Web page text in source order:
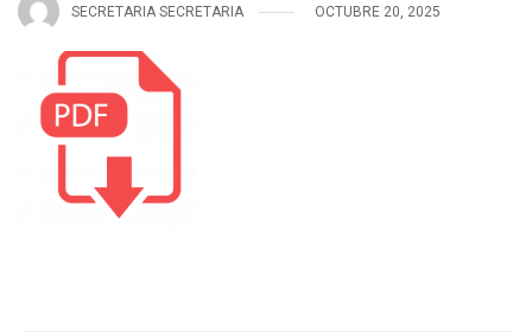
SECRETARIA SECRETARIA OCTUBRE 20, 2025